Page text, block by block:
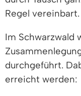
Regel vereinbart.
Im Schwarzwald
durchgeführt.
erreicht werden: